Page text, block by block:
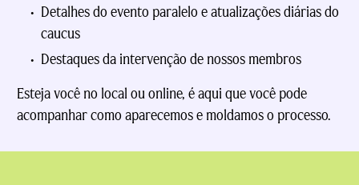
Detalhes do evento paralelo e atualizações diárias do
caucus
Destaques da intervenção de nossos membros
Esteja você no local ou online, é aqui que você pode
acompanhar como aparecemos e moldamos o processo.